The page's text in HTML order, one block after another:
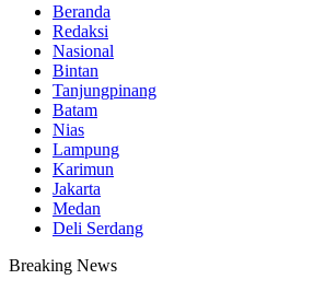
Beranda
Redaksi
Nasional
Bintan
Tanjungpinang
Batam
Nias
Lampung
Karimun
Jakarta
Medan
Deli Serdang
Breaking News